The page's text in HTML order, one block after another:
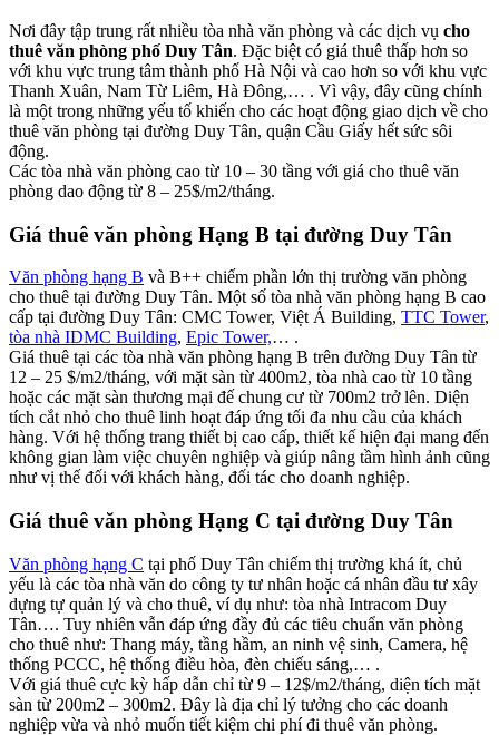
Nơi đây tập trung rất nhiều tòa nhà văn phòng và các dịch vụ cho
thuê văn phòng phố Duy Tân. Đặc biệt có giá thuê thấp hơn so
với khu vực trung tâm thành phố Hà Nội và cao hơn so với khu vực
Thanh Xuân, Nam Từ Liêm, Hà Đông,… . Vì vậy, đây cũng chính
là một trong những yếu tố khiến cho các hoạt động giao dịch về cho
thuê văn phòng tại đường Duy Tân, quận Cầu Giấy hết sức sôi
động.
Các tòa nhà văn phòng cao từ 10 – 30 tầng với giá cho thuê văn
phòng dao động từ 8 – 25$/m2/tháng.
Giá thuê văn phòng Hạng B tại đường Duy Tân
Văn phòng hạng B và B++ chiếm phần lớn thị trường văn phòng
cho thuê tại đường Duy Tân. Một số tòa nhà văn phòng hạng B cao
cấp tại đường Duy Tân: CMC Tower, Việt Á Building, TTC Tower,
tòa nhà IDMC Building, Epic Tower,… .
Giá thuê tại các tòa nhà văn phòng hạng B trên đường Duy Tân từ
12 – 25 $/m2/tháng, với mặt sàn từ 400m2, tòa nhà cao từ 10 tầng
hoặc các mặt sàn thương mại đế chung cư từ 700m2 trở lên. Diện
tích cắt nhỏ cho thuê linh hoạt đáp ứng tối đa nhu cầu của khách
hàng. Với hệ thống trang thiết bị cao cấp, thiết kế hiện đại mang đến
không gian làm việc chuyên nghiệp và giúp nâng tầm hình ảnh cũng
như vị thế đối với khách hàng, đối tác cho doanh nghiệp.
Giá thuê văn phòng Hạng C tại đường Duy Tân
Văn phòng hạng C tại phố Duy Tân chiếm thị trường khá ít, chủ
yếu là các tòa nhà văn do công ty tư nhân hoặc cá nhân đầu tư xây
dựng tự quản lý và cho thuê, ví dụ như: tòa nhà Intracom Duy
Tân…. Tuy nhiên vẫn đáp ứng đầy đủ các tiêu chuẩn văn phòng
cho thuê như: Thang máy, tầng hầm, an ninh vệ sinh, Camera, hệ
thống PCCC, hệ thống điều hòa, đèn chiếu sáng,… .
Với giá thuê cực kỳ hấp dẫn chỉ từ 9 – 12$/m2/tháng, diện tích mặt
sàn từ 200m2 – 300m2. Đây là địa chỉ lý tưởng cho các doanh
nghiệp vừa và nhỏ muốn tiết kiệm chi phí đi thuê văn phòng.